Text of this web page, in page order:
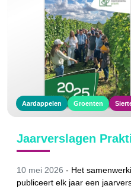
Aardappelen Groenten
Jaarverslagen
10 mei 2026 - Het
publiceert elk jaar een